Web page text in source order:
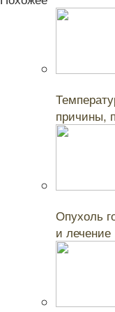
причины,
Опухоль
и лечение